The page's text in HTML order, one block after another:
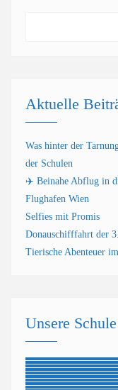
Aktuelle
Was hinter der
der Schulen
✈️ Beinahe Abflug in
Flughafen Wien
Selfies mit Promis
Donauschifffahrt der
Tierische Abenteuer
Unsere